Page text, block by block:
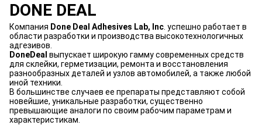
DONE DEAL
Компания Done Deal Adhesives Lab, Inc . успешно работает в
области разработки и производства высокотехнологичных
адгезивов.
DoneDeal выпускает широкую гамму современных средств
для склейки, герметизации, ремонта и восстановления
разнообразных деталей и узлов автомобилей, а также любой
иной техники.
В большинстве случаев ее препараты представляют собой
новейшие, уникальные разработки, существенно
превышающие аналоги по своим рабочим параметрам и
характеристикам.